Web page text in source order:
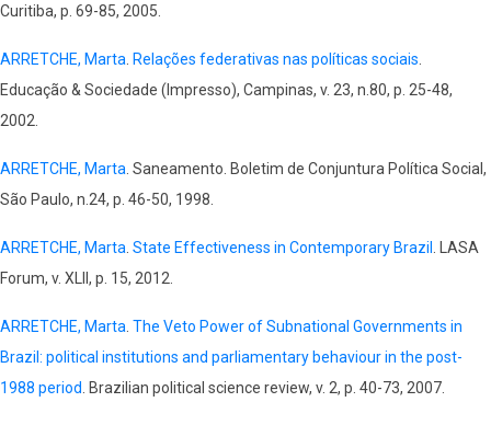
Curitiba, p. 69-85, 2005.
ARRETCHE, Marta Relações federativas nas políticas sociais
Educação & Sociedade (Impresso), Campinas, v. 23, n.80, p. 25-48,
2002.
ARRETCHE, Marta . Saneamento. Boletim de Conjuntura Política Social,
São Paulo, n.24, p. 46-50, 1998.
ARRETCHE, Marta State Effectiveness in Contemporary Brazil
. LASA
Forum, v. XLII, p. 15, 2012.
ARRETCHE, Marta The Veto Power of Subnational Governments in
Brazil: political institutions and parliamentary behaviour in the post-
1988 period
. Brazilian political science review, v. 2, p. 40-73, 2007.